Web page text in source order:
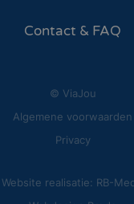
Contact & FAQ
© ViaJou
Algemene voorwaarden
Privacy
Website realisatie: RB-